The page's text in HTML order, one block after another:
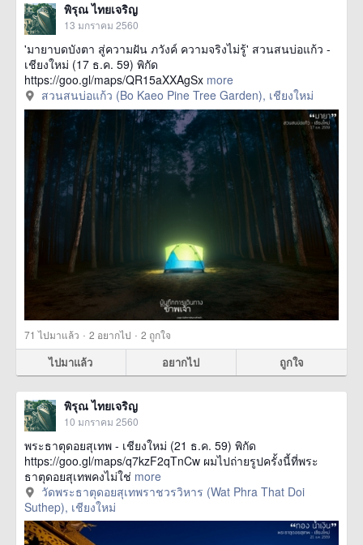
พิรุณ ไทยเจริญ
13 มกราคม 2560
'มายาบดบังตา สู่ความฝัน ภวังค์ ความจริงไม่รู้' สวนสนบ่อแก้ว -
เชียงใหม่ (17 ธ.ค. 59) พิกัด
https://goo.gl/maps/QR15aXXAgSx more
สวนสนบ่อแก้ว (Bo Kaeo Pine Tree Garden), เชียงใหม่
71 ไปมาแล้ว · 2 อยากไป · 2 ถูกใจ
ไปมาแล้ว อยากไป ถูกใจ
พิรุณ ไทยเจริญ
10 มกราคม 2560
พระธาตุดอยสุเทพ - เชียงใหม่ (21 ธ.ค. 59) พิกัด
https://goo.gl/maps/q7kzF2qTnCw ผมไปถ่ายรูปครั้งนี้ที่พระ
ธาตุดอยสุเทพคงไม่ใช่ more
วัดพระธาตุดอยสุเทพราชวรวิหาร (Wat Phra That Doi
Suthep), เชียงใหม่